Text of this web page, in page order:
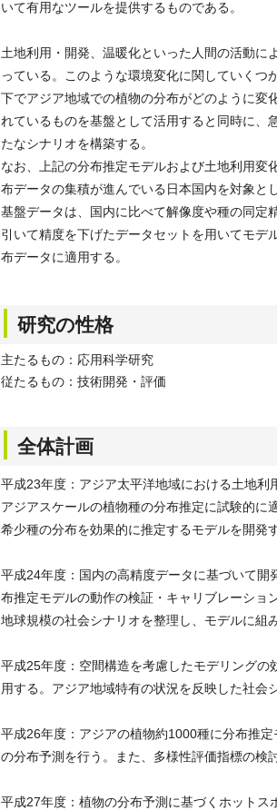
いて有用なツールを提供するものである。
土地利用・開発、温暖化といった人間の活動に
っている。このような環境変化に関していく
下でアジア地域での植物の分布がどのように変
れているものを基盤として活用すると同時に、
たなシナリオを構築する。
なお、上記の分布推定モデルおよび土地利用
布データの集積が進んでいる日本国内を対象と
基盤データは、国内に比べて解像度や種の同定
引いて精度を下げたデータセットを用いてモ
布データに適用する。
研究の性格
主たるもの：応用科学研究
従たるもの：技術開発・評価
全体計画
平成23年度：アジア太平洋地域における土地利
アジアスケールの植物種の分布推定に試験的に
希少種の分布を効果的に推定するモデルを開発す
平成24年度：国内の高精度データに基づいて
布推定モデルの動作の検証・キャリブレーショ
地球規模の社会シナリオを整理し、モデルに組
平成25年度：空間構造を考慮したモデリング
用する。アジア地域特有の状況を反映した社会
平成26年度：アジアの植物約1000種に分布推
の分布予測を行う。また、多様性評価指標の検
平成27年度：植物の分布予測に基づくホット